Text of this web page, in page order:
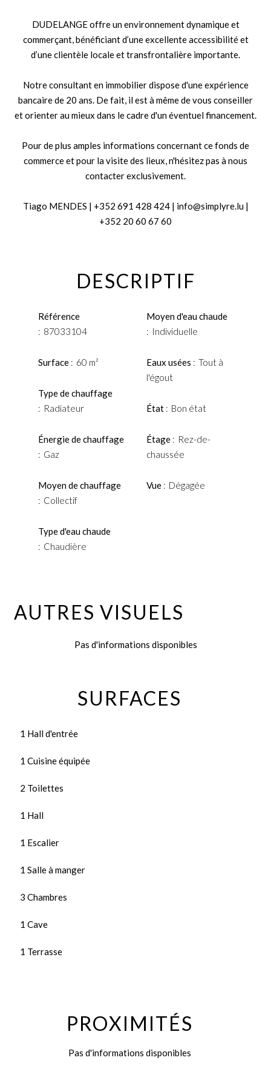
DUDELANGE offre un environnement dynamique et
commerçant, bénéficiant d’une excellente accessibilité et
d’une clientèle locale et transfrontalière importante.
Notre consultant en immobilier dispose d'une expérience
bancaire de 20 ans. De fait, il est à même de vous conseiller
et orienter au mieux dans le cadre d'un éventuel financement.
Pour de plus amples informations concernant ce fonds de
commerce et pour la visite des lieux, n'hésitez pas à nous
contacter exclusivement.
Tiago MENDES | +352 691 428 424 | info@simplyre.lu |
+352 20 60 67 60
DESCRIPTIF
Référence
87033104
Surface 60 m²
Type de chauffage
Radiateur
Énergie de chauffage
Gaz
Moyen de chauffage
Collectif
Type d'eau chaude
Chaudière
Moyen d'eau chaude
Individuelle
Eaux usées
Tout à
l'égout
État Bon état
Étage
Rez-de-
chaussée
Vue Dégagée
AUTRES VISUELS
Pas d'informations disponibles
SURFACES
1 Hall d'entrée
1 Cuisine équipée
2 Toilettes
1 Hall
1 Escalier
1 Salle à manger
3 Chambres
1 Cave
1 Terrasse
PROXIMITÉS
Pas d'informations disponibles